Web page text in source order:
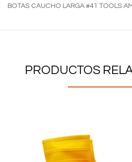
BOTAS CAUCHO LARGA #41 TOOLS
PRODUCTOS